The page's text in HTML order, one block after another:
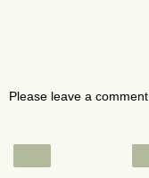
Please leave a